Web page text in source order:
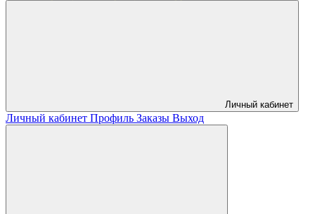
Личный кабинет
Личный кабинет Профиль Заказы Выход